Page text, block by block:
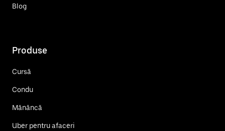
Blog
Produse
Cursă
Condu
Mănâncă
Uber pentru afaceri